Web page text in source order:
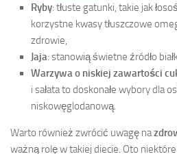
Ryby: tłuste gatunki, takie jak
korzystne kwasy tłuszczowe
zdrowie,
Jaja: stanowią świetne źródło
Warzywa o niskiej zawartości
i sałata to doskonałe wybory dla
niskowęglodanową.
Warto również zwrócić uwagę na
ważną rolę w takiej diecie. Oto niektóre